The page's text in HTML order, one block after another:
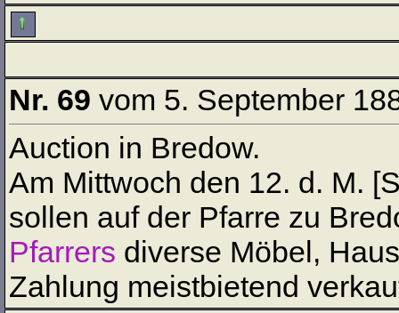
Nr. 69 vom 5. September
Auction in Bredow.
Am Mittwoch den 12. d. M.
sollen auf der Pfarre zu
Pfarrers diverse Möbel,
Zahlung meistbietend